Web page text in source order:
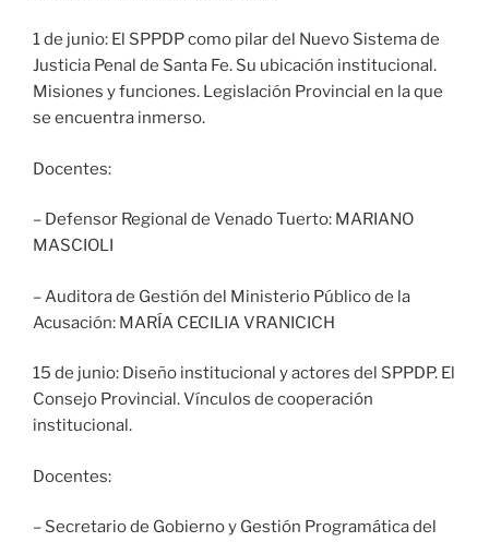
1 de junio: El SPPDP como pilar del Nuevo Sistema de
Justicia Penal de Santa Fe. Su ubicación institucional.
Misiones y funciones. Legislación Provincial en la que
se encuentra inmerso.
Docentes:
– Defensor Regional de Venado Tuerto: MARIANO
MASCIOLI
– Auditora de Gestión del Ministerio Público de la
Acusación: MARÍA CECILIA VRANICICH
15 de junio: Diseño institucional y actores del SPPDP. El
Consejo Provincial. Vínculos de cooperación
institucional.
Docentes:
– Secretario de Gobierno y Gestión Programática del